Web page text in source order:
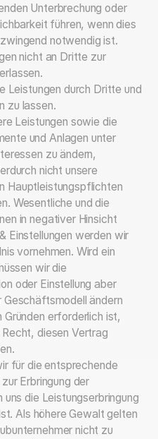
Unterbrechung oder
führen, wenn dies
notwendig ist.
nicht an Dritte zur
Leistungen durch Dritte und
zu lassen.
Leistungen sowie die
und Anlagen unter
zu ändern,
nicht unsere
Hauptleistungspflichten
Wesentliche und die
in negativer Hinsicht
Einstellungen werden wir
vornehmen. Wird ein
wir die
oder Einstellung aber
Geschäftsmodell ändern
erforderlich ist,
diesen Vertrag
für die entsprechende
Erbringung der
die Leistungserbringung
Als höhere Gewalt gelten
nicht zu